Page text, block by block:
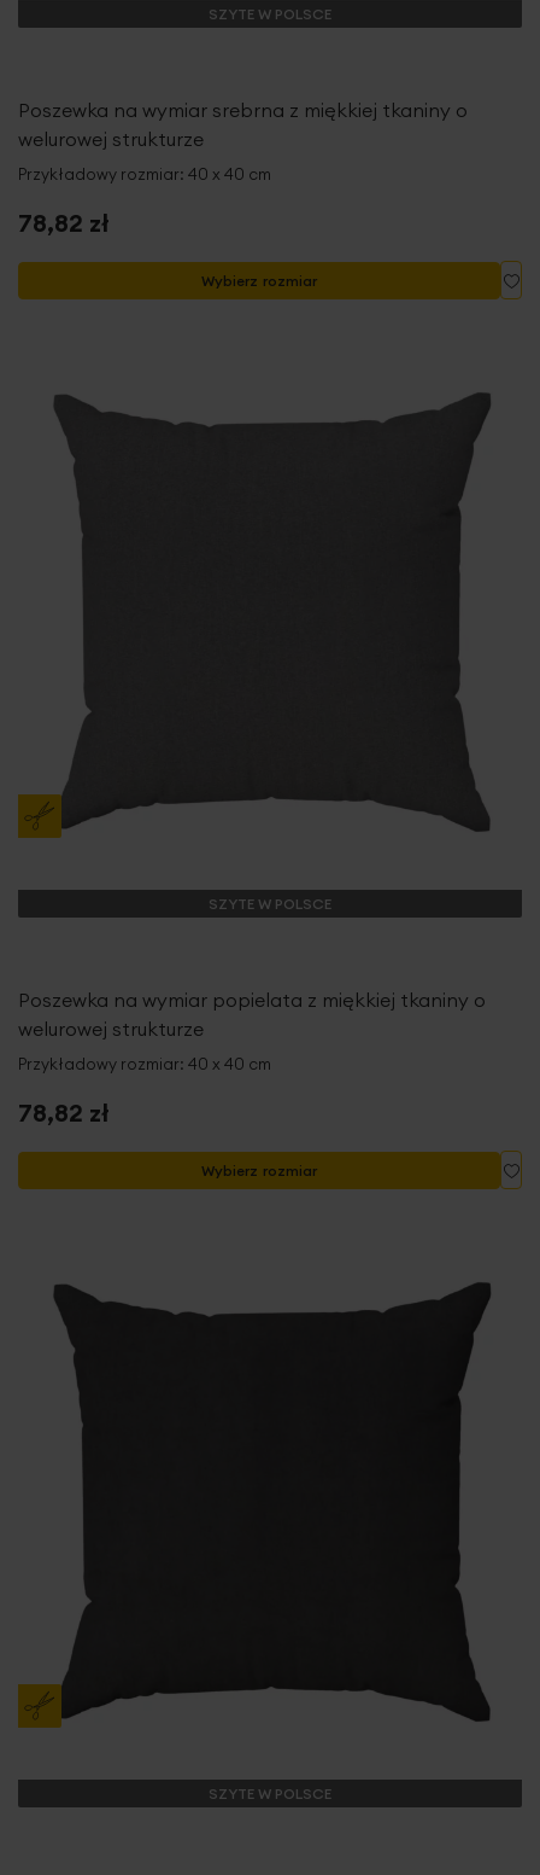
SZYTE W POLSCE
Poszewka na wymiar srebrna z miękkiej tkaniny o
welurowej strukturze
Przykładowy rozmiar: 40 x 40 cm
78,82 zł
Wybierz rozmiar
SZYTE W POLSCE
Poszewka na wymiar popielata z miękkiej tkaniny o
welurowej strukturze
Przykładowy rozmiar: 40 x 40 cm
78,82 zł
Wybierz rozmiar
SZYTE W POLSCE